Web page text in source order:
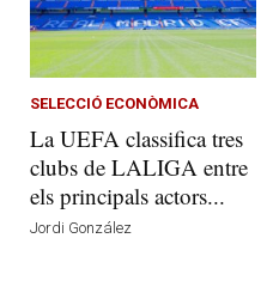
SELECCIÓ ECONÒMICA
La UEFA classifica tres
clubs de LALIGA entre
els principals actors...
Jordi González